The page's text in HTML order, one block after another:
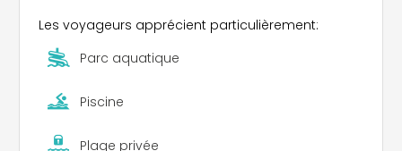
Les voyageurs apprécient particulièrement:
Parc aquatique
Piscine
Plage privée